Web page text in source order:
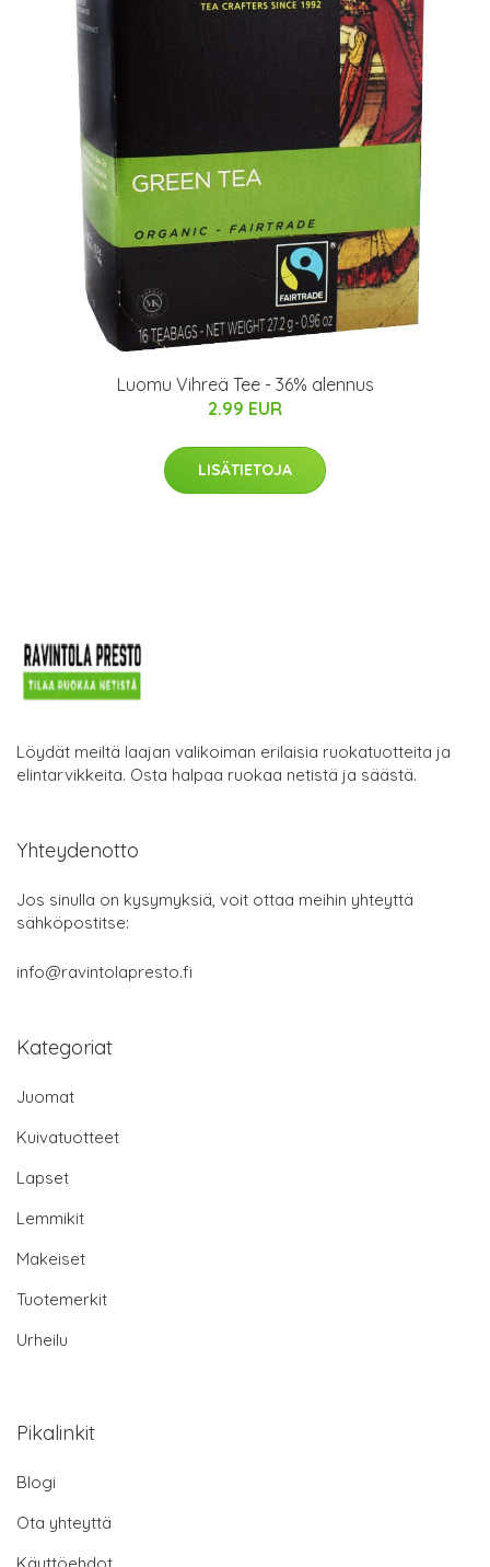
Luomu Vihreä Tee - 36% alennus
2.99 EUR
LISÄTIETOJA
Löydät meiltä laajan valikoiman erilaisia ruokatuotteita ja
elintarvikkeita. Osta halpaa ruokaa netistä ja säästä.
Yhteydenotto
Jos sinulla on kysymyksiä, voit ottaa meihin yhteyttä
sähköpostitse:
info@ravintolapresto.fi
Kategoriat
Juomat
Kuivatuotteet
Lapset
Lemmikit
Makeiset
Tuotemerkit
Urheilu
Pikalinkit
Blogi
Ota yhteyttä